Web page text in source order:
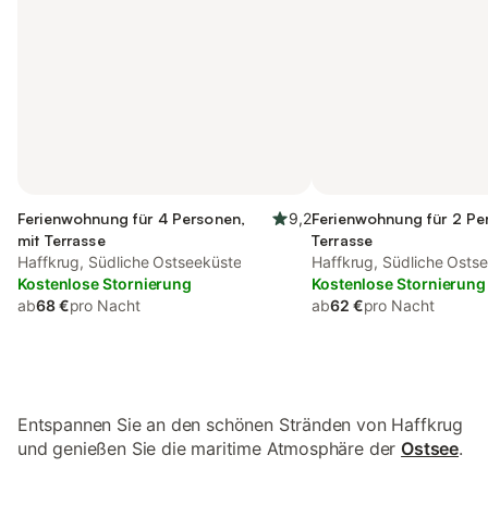
Ferienwohnung für 4 Personen,
mit Terrasse
9,2
Haffkrug, Südliche Ostseeküste
Kostenlose Stornierung
ab68 €pro Nacht
Ferienwohnung für 2
Terrasse
Haffkrug, Südliche
Kostenlose Stornierung
ab62 €pro Nacht
Entspannen Sie an den schönen Stränden von Haffkrug
und genießen Sie die maritime Atmosphäre der Ostsee.